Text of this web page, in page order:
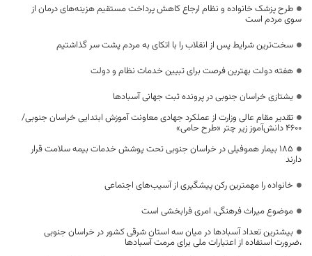
طرح پزشک خانواده و نظام ارجاع کاهش پرداخت مستقیم هزینه‌های درمان از
سوی مردم است
سخت‌ترین شرایط پس از انقلاب را با اتکای به مردم پشت سر گذاشتیم
هفته دولت بهترین فرصت برای تبیین خدمات نظام و دولت
یشتازی خراسان جنوبی در پرونده ثبت جهانی آسبادها
تقدیر مقام عالی وزارت از عملکرد جهادی معاونت آموزش ابتدایی خراسان جنوبی/
۴۶۰۰ دانش‌آموز زیر چتر «طرح حامی»
۱۸۵ بیمار هموفیلی در خراسان جنوبی تحت پوشش خدمات بیمه سلامت قرار
دارند
خانواده را مهمترین رکن پیشگیری از آسیب‌های اجتماعی
موضوع میراث فرهنگی، امری فرابخشی است
بیشترین تعداد آسبادها در میان سه استان شرقی کشور در خراسان جنوبی
،ضرورت استفاده از اعتبارات ملی برای مرمت آسبادها